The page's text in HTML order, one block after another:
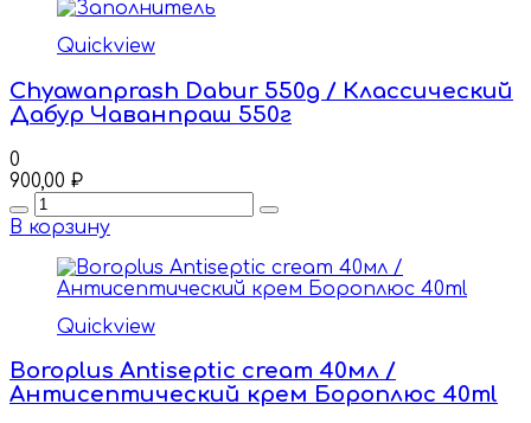
Quickview
Chyawanprash Dabur 550g / Классический
Дабур Чаванпраш 550г
0
900,00 ₽
Quantity
В корзину
Quickview
Boroplus Antiseptic cream 40мл /
Антисептический крем Бороплюс 40ml